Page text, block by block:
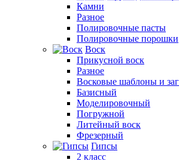
Камни
Разное
Полировочные пасты
Полировочные порошки
Воск
Прикусной воск
Разное
Восковые шаблоны и
Базисный
Моделировочный
Погружной
Литейный воск
Фрезерный
Гипсы
2 класс